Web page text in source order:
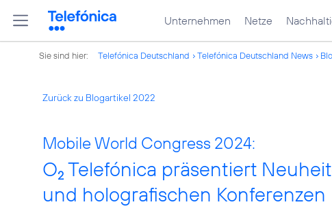
Unternehmen Netze
Sie sind hier: Telefónica Deutschland Telefónica Deutschland News
Zurück zu Blogartikel 2022
Mobile World Congress 2024:
O2 Telefónica präsentiert
und holografischen Konferenzen